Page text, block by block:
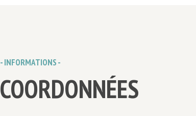
- INFORMATIONS -
COORDONNÉES